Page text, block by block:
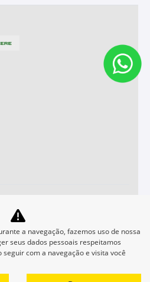
e
a navegação, fazemos uso de nossa
seus dados pessoais respeitamos
seguir com a navegação e visita você